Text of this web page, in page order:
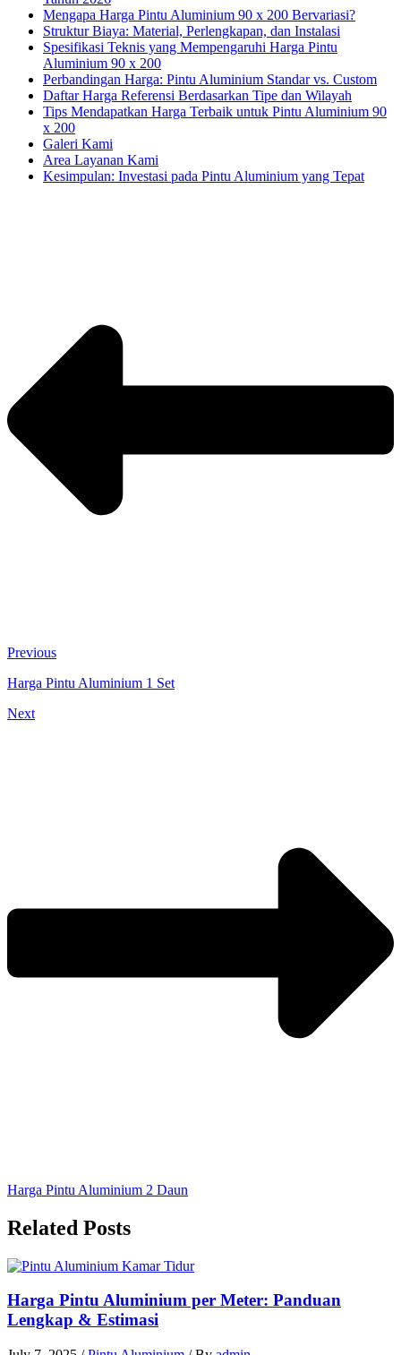
Mengapa Harga Pintu Aluminium 90 x 200 Bervariasi?
Struktur Biaya: Material, Perlengkapan, dan Instalasi
Spesifikasi Teknis yang Mempengaruhi Harga Pintu
Aluminium 90 x 200
Perbandingan Harga: Pintu Aluminium Standar vs. Custom
Daftar Harga Referensi Berdasarkan Tipe dan Wilayah
Tips Mendapatkan Harga Terbaik untuk Pintu Aluminium 90
x 200
Galeri Kami
Area Layanan Kami
Kesimpulan: Investasi pada Pintu Aluminium yang Tepat
Previous
Harga Pintu Aluminium 1 Set
Next
Harga Pintu Aluminium 2 Daun
Related Posts
Harga Pintu Aluminium per Meter: Panduan
Lengkap & Estimasi